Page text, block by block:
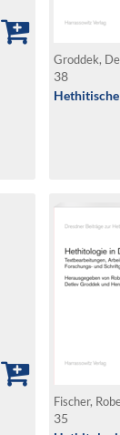
Groddek,
38
35